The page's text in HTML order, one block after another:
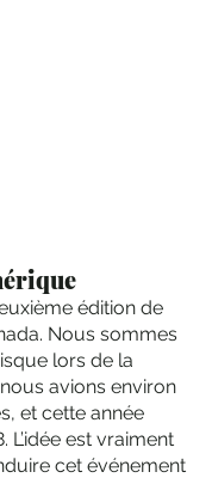
édition de
Nous sommes
lors de la
avions environ
et cette année
L’idée est vraiment
cet événement